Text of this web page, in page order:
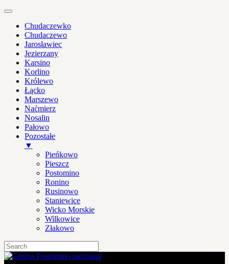
Chudaczewko
Chudaczewo
Jarosławiec
Jezierzany
Karsino
Korlino
Królewo
Łącko
Marszewo
Naćmierz
Nosalin
Pałowo
Pozostałe
▼
Pieńkowo
Pieszcz
Postomino
Ronino
Rusinowo
Staniewice
Wicko Morskie
Wilkowice
Złakowo